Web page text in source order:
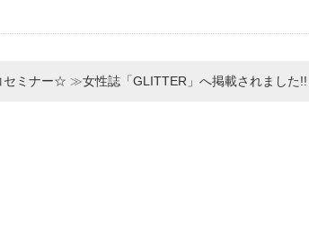
セミナー☆ ≫女性誌「GLITTER」へ掲載されました!!